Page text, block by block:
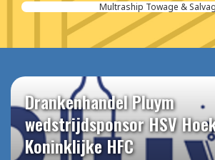
Multraship Towage &
Drankenhandel Pluym
wedstrijdsponsor HSV
Koninklijke HFC